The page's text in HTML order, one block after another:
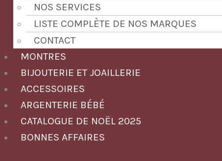
NOS SERVICES
LISTE COMPLÈTE DE NOS MARQUES
CONTACT
MONTRES
BIJOUTERIE ET JOAILLERIE
ACCESSOIRES
ARGENTERIE BÉBÉ
CATALOGUE DE NOËL 2025
BONNES AFFAIRES